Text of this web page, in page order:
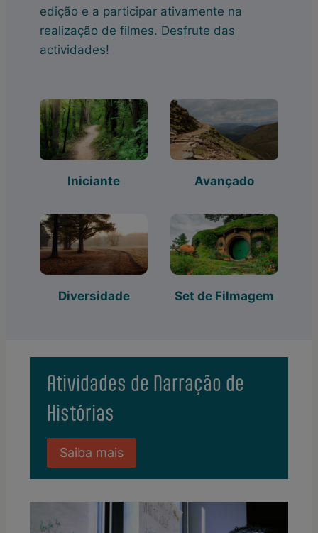
edição e a participar ativamente na
realização de filmes. Desfrute das
actividades!
Iniciante Avançado
Diversidade Set de Filmagem
Atividades de Narração de
Histórias
Saiba mais